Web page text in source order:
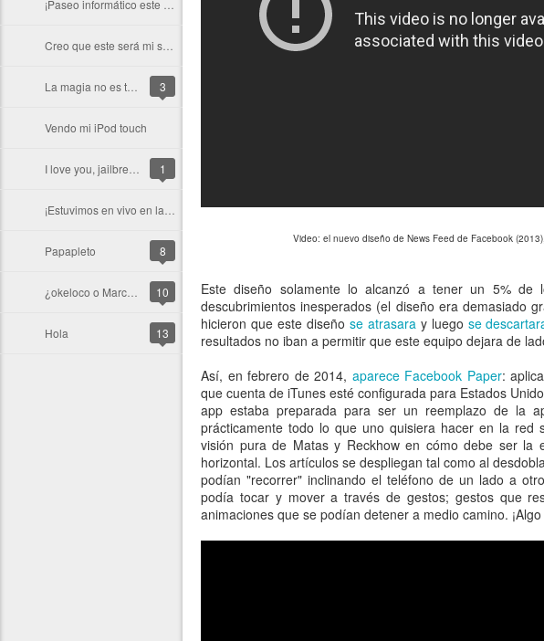
3
Vendo mi iPod touch
1
Papapleto 8
10
Hola 13
Video: el nuevo diseño de News Feed de Facebook
Este diseño solamente lo alcanzó a tener un 5%
descubrimientos inesperados (el diseño era demasiado
hicieron que este diseño se atrasaray luego se
resultados no iban a permitir que este equipo dejara de
Así, en febrero de 2014, aparece Facebook Paper:
que cuenta de iTunes esté configurada para Estados
app estaba preparada para ser un reemplazo de la
prácticamente todo lo que uno quisiera hacer en la red
visión pura de Matas y Reckhow en cómo debe ser la
horizontal. Los artículos se despliegan tal como al
podían "recorrer" inclinando el teléfono de un lado a
podía tocar y mover a través de gestos; gestos que
animaciones que se podían detener a medio camino.